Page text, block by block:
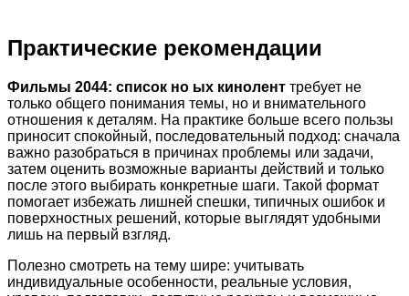
Практические рекомендации
Фильмы 2044: список но ых кинолент требует не
только общего понимания темы, но и внимательного
отношения к деталям. На практике больше всего пользы
приносит спокойный, последовательный подход: сначала
важно разобраться в причинах проблемы или задачи,
затем оценить возможные варианты действий и только
после этого выбирать конкретные шаги. Такой формат
помогает избежать лишней спешки, типичных ошибок и
поверхностных решений, которые выглядят удобными
лишь на первый взгляд.
Полезно смотреть на тему шире: учитывать
индивидуальные особенности, реальные условия,